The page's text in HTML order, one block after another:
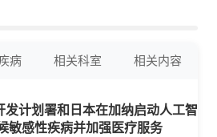
病 相关科室 相关内容
发计划署和日本在加纳启动人工智
敏感性疾病并加强医疗服务